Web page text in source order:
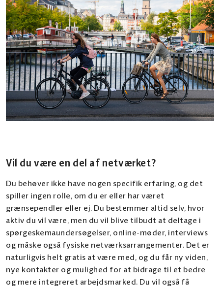
Vil du være en del af netværket?
Du behøver ikke have nogen specifik erfaring, og det
spiller ingen rolle, om du er eller har været
grænsependler eller ej. Du bestemmer altid selv, hvor
aktiv du vil være, men du vil blive tilbudt at deltage i
spørgeskemaundersøgelser, online-møder, interviews
og måske også fysiske netværksarrangementer. Det er
naturligvis helt gratis at være med, og du får ny viden,
nye kontakter og mulighed for at bidrage til et bedre
og mere integreret arbejdsmarked. Du vil også få